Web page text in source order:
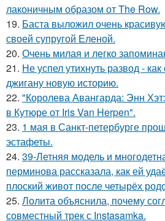
лаконичным образом от The Row.
19. Баста выложил очень
своей супругой Еленой.
20. Очень милая и легко
21. Не успел утихнуть развод -
джигану новую историю.
22. "Королева Авангарда: Энн
в Кутюре от Iris Van Herpen".
23. 1 мая в Санкт-петербурге
эстафеты.
24. 39-Летняя модель и
перминова рассказала, как ей
плоский живот после четырёх
25. Лолита объяснила, почему
совместный трек с Instasamka.